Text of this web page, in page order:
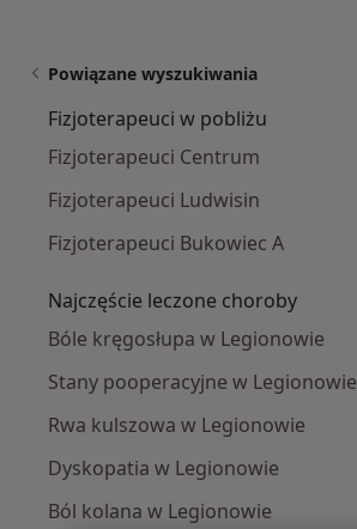
Powiązane wyszukiwania
Fizjoterapeuci w pobliżu
Fizjoterapeuci Centrum
Fizjoterapeuci Ludwisin
Fizjoterapeuci Bukowiec A
Najczęście leczone choroby
Bóle kręgosłupa w Legionowie
Stany pooperacyjne w Legionowie
Rwa kulszowa w Legionowie
Dyskopatia w Legionowie
Ból kolana w Legionowie